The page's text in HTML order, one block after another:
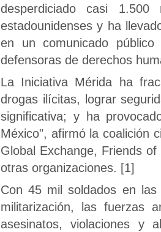
desperdiciado casi
estadounidenses y ha
en un comunicado público
defensoras de derechos
La Iniciativa Mérida ha
drogas ilícitas, lograr
significativa; y ha
México", afirmó la coalición
Global Exchange, Friends
otras organizaciones. [1]
Con 45 mil soldados en
militarización, las fuerzas
asesinatos, violaciones y